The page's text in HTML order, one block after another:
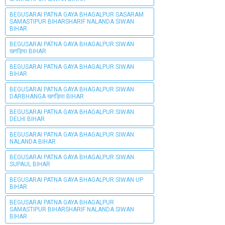
BEGUSARAI PATNA GAYA BHAGALPUR SASARAM
SAMASTIPUR BIHARSHARIF NALANDA SIWAN
BIHAR
BEGUSARAI PATNA GAYA BHAGALPUR SIWAN
खगड़िया BIHAR
BEGUSARAI PATNA GAYA BHAGALPUR SIWAN
BIHAR
BEGUSARAI PATNA GAYA BHAGALPUR SIWAN
DARBHANGA खगड़िया BIHAR
BEGUSARAI PATNA GAYA BHAGALPUR SIWAN
DELHI BIHAR
BEGUSARAI PATNA GAYA BHAGALPUR SIWAN
NALANDA BIHAR
BEGUSARAI PATNA GAYA BHAGALPUR SIWAN
SUPAUL BIHAR
BEGUSARAI PATNA GAYA BHAGALPUR SIWAN UP
BIHAR
BEGUSARAI PATNA GAYA BHAGALPUR
SAMASTIPUR BIHARSHARIF NALANDA SIWAN
BIHAR